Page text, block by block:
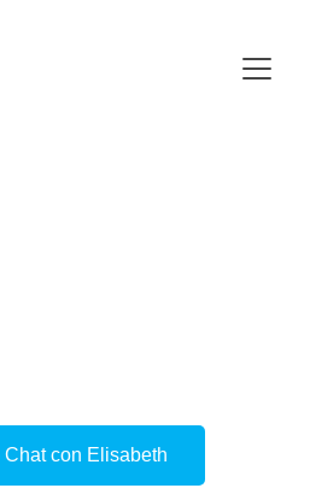
y
Chat con Elisabeth